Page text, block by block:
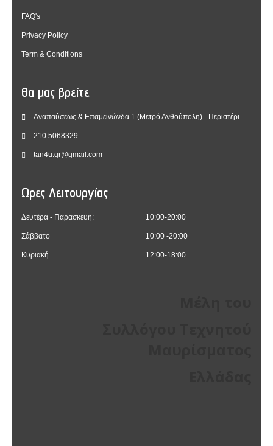
FAQ's
Privacy Policy
Term & Conditions
Θα μας βρείτε
Αναπαύσεως & Επαμεινώνδα 1 (Μετρό Ανθούπολη) - Περιστέρι
210 5068329
tan4u.gr@gmail.com
Ωρες Λειτουργίας
Δευτέρα - Παρασκευή:
Σάββατο
Κυριακή
10:00-20:00
10:00 -20:00
12:00-18:00